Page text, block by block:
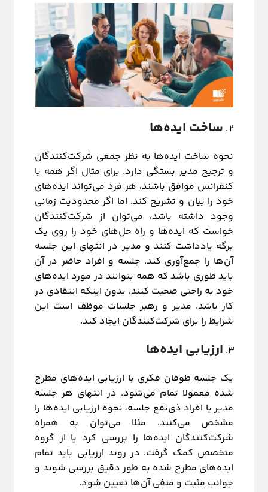
ساخت ایده‌ها
نحوه ساخت ایده‌ها به نظر جمعی شرکت‌کنندگان
و ترجیح مدیر بستگی دارد. برای مثال اگر همه با
کنفرانس موافق باشند، هر فرد می‌تواند ایده‌های
خود را بیان و تشریح کند. اما اگر محدودیت زمانی
وجود داشته باشد، می‌توان از شرکت‌کنندگان
خواست که ایده‌ها و راه‌ حل‌های خود را روی یک
برگه یادداشت کنند و مدیر در انتهای این جلسه
آن‌ها را جمع‌آوری کند. جلسه و افراد حاضر در آن
باید طوری باشد که همه بتوانند در مورد ایده‌های
خود به راحتی صحبت کنند، بدون اینکه انتقادی در
کار باشد. مدیر و رهبر جلسات موظف است این
شرایط را برای شرکت‌کنندگان ایجاد کند.
ارزیابی ایده‌ها
یک جلسه طوفان فکری با ارزیابی ایده‌های مطرح
شده معمولا تمام می‌شود. در انتهای هر جلسه
مدیر یا افراد ذی‌نفع جلسه، نحوه ارزیابی ایده‌ها را
مشخص می‌کنند. مثلا می‌توان به همراه
شرکت‌کنندگان ایده‌ها را بررسی کرد یا از گروه
متخصص کمک گرفت. در روند ارزیابی باید تمام
ایده‌های مطرح شده به طور دقیق بررسی شوند و
جوانب مثبت و منفی آن‌ها تعیین شود.